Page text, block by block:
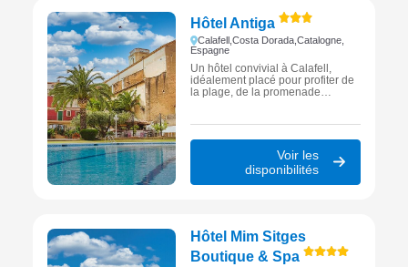
Hôtel Antiga
Calafell,Costa Dorada,Catalogne,
Espagne
Un hôtel convivial à Calafell,
idéalement placé pour profiter de
la plage, de la promenade
Voir les
disponibilités
Hôtel Mim Sitges
Boutique & Spa